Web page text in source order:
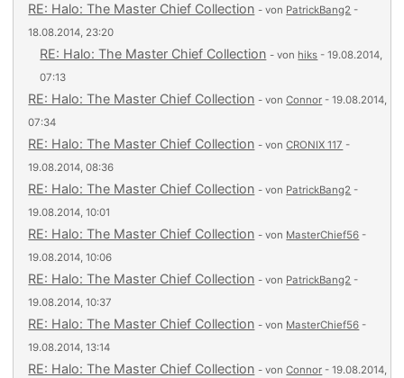
RE: Halo: The Master Chief Collection - von PatrickBang2 -
18.08.2014, 23:20
RE: Halo: The Master Chief Collection - von hiks - 19.08.2014,
07:13
RE: Halo: The Master Chief Collection - vonConnor - 19.08.2014,
07:34
RE: Halo: The Master Chief Collection - vonCRONIX 117 -
19.08.2014, 08:36
RE: Halo: The Master Chief Collection - von PatrickBang2 -
19.08.2014, 10:01
RE: Halo: The Master Chief Collection - von MasterChief56 -
19.08.2014, 10:06
RE: Halo: The Master Chief Collection - von PatrickBang2 -
19.08.2014, 10:37
RE: Halo: The Master Chief Collection - von MasterChief56 -
19.08.2014, 13:14
RE: Halo: The Master Chief Collection - vonConnor - 19.08.2014,